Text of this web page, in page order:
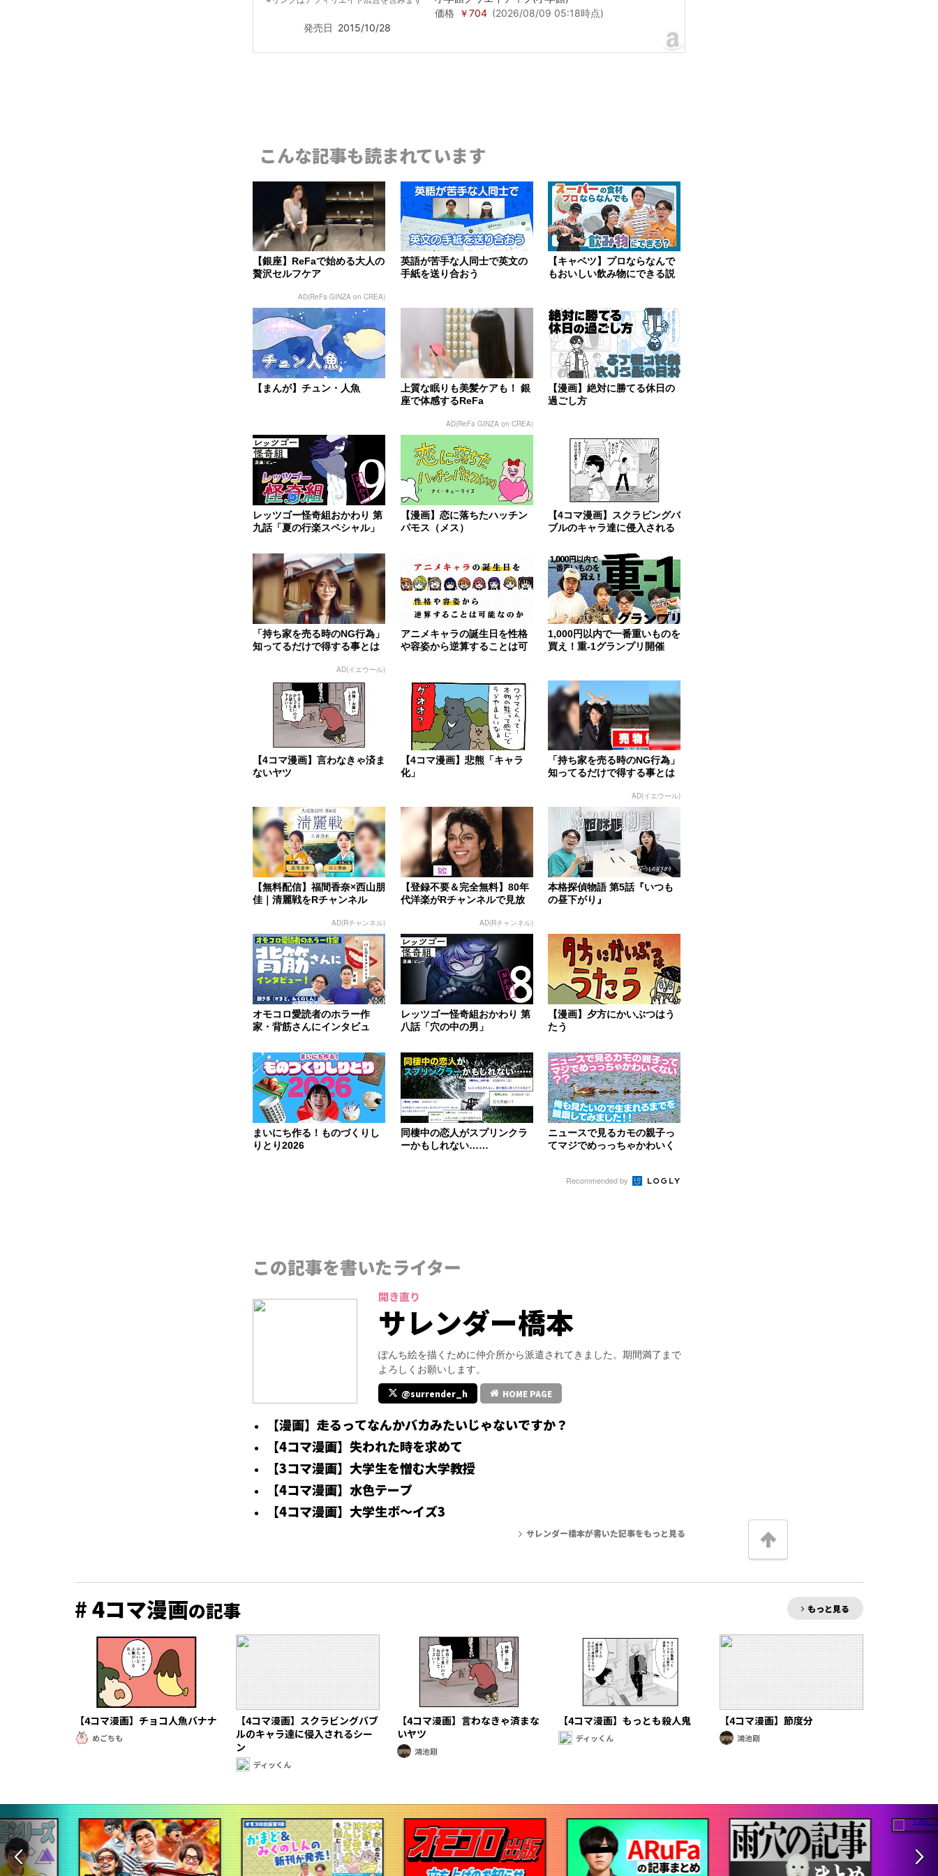
価格
￥704 (2026/08/09 05:18時点)
発売日 2015/10/28
こんな記事も読まれています
【銀座】ReFaで始める大人の
贅沢セルフケア
AD(ReFa GINZA on CREA)
英語が苦手な人同士で英文の
手紙を送り合おう
【キャベツ】プロならなんで
もおいしい飲み物にできる説
【まんが】チュン・人魚
上質な眠りも美髪ケアも！ 銀
座で体感するReFa
AD(ReFa GINZA on CREA)
【漫画】絶対に勝てる休日の
過ごし方
レッツゴー怪奇組おかわり 第
九話「夏の行楽スペシャル」
【漫画】恋に落ちたハッチン
パモス（メス）
【4コマ漫画】スクラビングバ
ブルのキャラ達に侵入される
「持ち家を売る時のNG行為」
知ってるだけで得する事とは
AD(イエウール)
アニメキャラの誕生日を性格
や容姿から逆算することは可
1,000円以内で一番重いものを
買え！重-1グランプリ開催
【4コマ漫画】言わなきゃ済ま
ないヤツ
【4コマ漫画】悲熊「キャラ
化」
「持ち家を売る時のNG行為」
知ってるだけで得する事とは
AD(イエウール)
【無料配信】福間香奈×西山朋
佳｜清麗戦をRチャンネル
AD(Rチャンネル)
【登録不要＆完全無料】80年
代洋楽がRチャンネルで見放
AD(Rチャンネル)
本格探偵物語 第5話『いつも
の昼下がり』
オモコロ愛読者のホラー作
家・背筋さんにインタビュ
のしん...
レッツゴー怪奇組おかわり 第
八話「穴の中の男」
【漫画】夕方にかいぶつはう
たう
まいにち作る！ものづくりし
りとり2026
同棲中の恋人がスプリンクラ
ーかもしれない……
ニュースで見るカモの親子っ
てマジでめっっちゃかわいく
Recommended by
この記事を書いたライター
開き直り
サレンダー橋本
ぽんち絵を描くために仲介所から派遣されてきました。期間満了まで
よろしくお願いします。
@surrender_h HOME PAGE
【漫画】走るってなんかバカみたいじゃないですか？
【4コマ漫画】失われた時を求めて
【3コマ漫画】大学生を憎む大学教授
【4コマ漫画】水色テープ
【4コマ漫画】大学生ボ～イズ3
サレンダー橋本が書いた記事をもっと見る
# 4コマ漫画の記事
【4コマ漫画】チョコ人魚バナナ
めごちも
【4コマ漫画】スクラビングバブ
ルのキャラ達に侵入されるシー
ン
ディッくん
【4コマ漫画】言わなきゃ済まな
いヤツ
鴻池剛
【4コマ漫画】もっとも殺人鬼
ディッくん
【4コマ漫画】節度分
鴻池剛
もっと見る